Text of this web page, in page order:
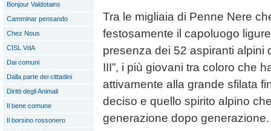
Bonjour Valdotains
Camminar pensando
Chez Nous
CISL VdA
Dai comuni
Dalla parte dei cittadini
Diritti degli Animali
Il bene comune
Il borsino rossonero
Tra le migliaia di Penne Nere
festosamente il capoluogo
presenza dei 52 aspiranti alpini
III”, i più giovani tra coloro che
attivamente alla grande sfilata
deciso e quello spirito alpino
generazione dopo generazione.